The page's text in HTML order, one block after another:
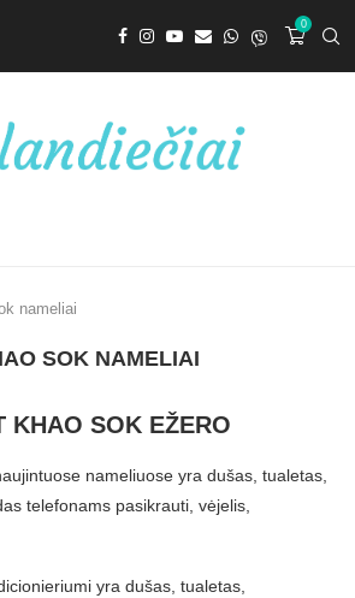
0
nameliai
SOK NAMELIAI
KHAO SOK EŽERO
nameliuose yra dušas, tualetas,
telefonams pasikrauti, vėjelis,
yra dušas, tualetas,